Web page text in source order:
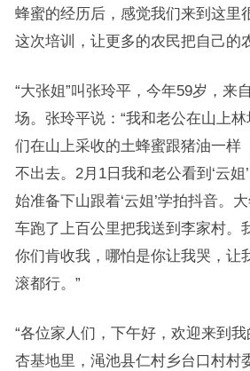
蜂蜜的经历后，感觉我们来到这里
这次培训，让更多的农民把自己的
“大张姐”叫张玲平，今年59岁，来
场。张玲平说：“我和老公在山上
们在山上采收的土蜂蜜跟猪油一样
不出去。2月1日我和老公看到‘云姐
始准备下山跟着‘云姐’学拍抖音。
车跑了上百公里把我送到李家村。
你们肯收我，哪怕是你让我哭，让
滚都行。”
“各位家人们，下午好，欢迎来到
杏基地里，渑池县仁村乡台口村村